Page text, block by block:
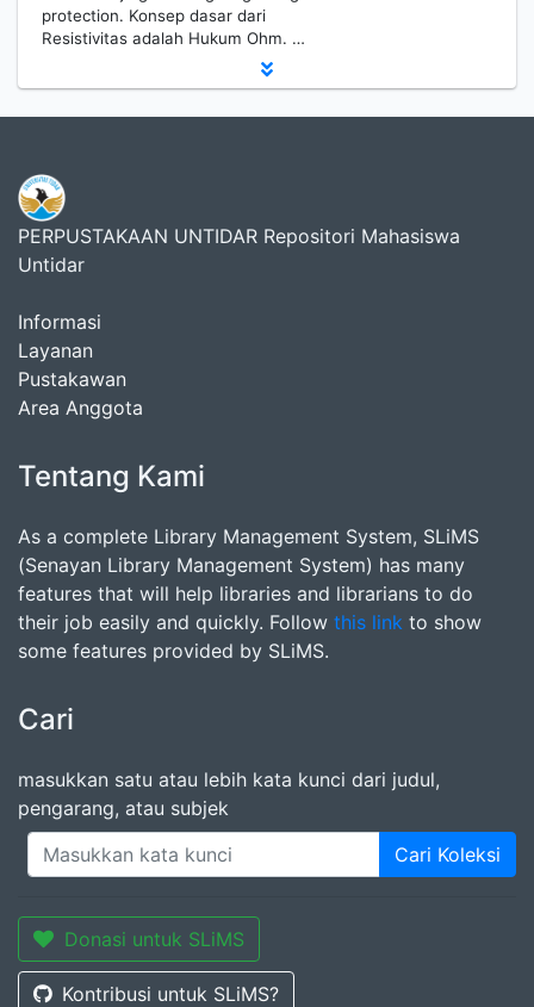
protection. Konsep dasar dari
Resistivitas adalah Hukum Ohm. …
PERPUSTAKAAN UNTIDAR Repositori Mahasiswa
Untidar
Informasi
Layanan
Pustakawan
Area Anggota
Tentang Kami
As a complete Library Management System, SLiMS
(Senayan Library Management System) has many
features that will help libraries and librarians to do
their job easily and quickly. Follow this link to show
some features provided by SLiMS.
Cari
masukkan satu atau lebih kata kunci dari judul,
pengarang, atau subjek
Cari Koleksi
Donasi untuk SLiMS
Kontribusi untuk SLiMS?